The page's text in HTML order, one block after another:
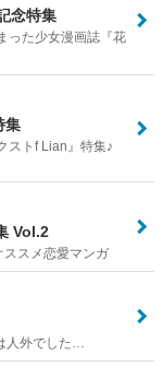
念特集
った少女漫画誌『花
集
ストf Lian』特集♪
Vol.2
スメ恋愛マンガ
人外でした…